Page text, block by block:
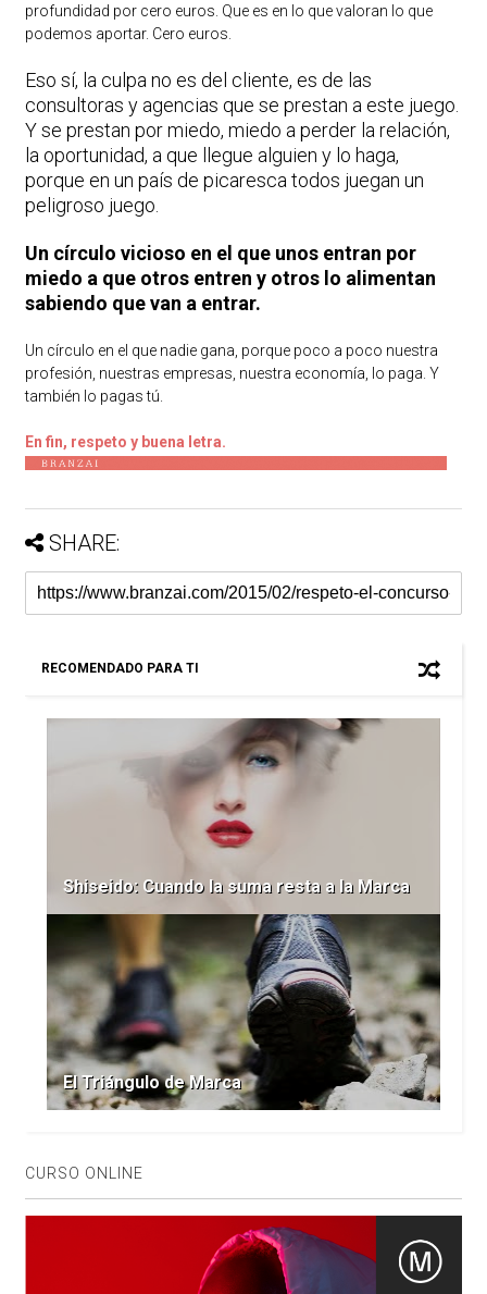
profundidad por cero euros. Que es en lo que valoran lo que
podemos aportar. Cero euros.
Eso sí, la culpa no es del cliente, es de las
consultoras y agencias que se prestan a este juego.
Y se prestan por miedo, miedo a perder la relación,
la oportunidad, a que llegue alguien y lo haga,
porque en un país de picaresca todos juegan un
peligroso juego.
Un círculo vicioso en el que unos entran por
miedo a que otros entren y otros lo alimentan
sabiendo que van a entrar.
Un círculo en el que nadie gana, porque poco a poco nuestra
profesión, nuestras empresas, nuestra economía, lo paga. Y
también lo pagas tú.
En fin, respeto y buena letra.
SHARE:
RECOMENDADO PARA TI
Shiseido: Cuando la suma resta a la Marca
El Triángulo de Marca
CURSO ONLINE